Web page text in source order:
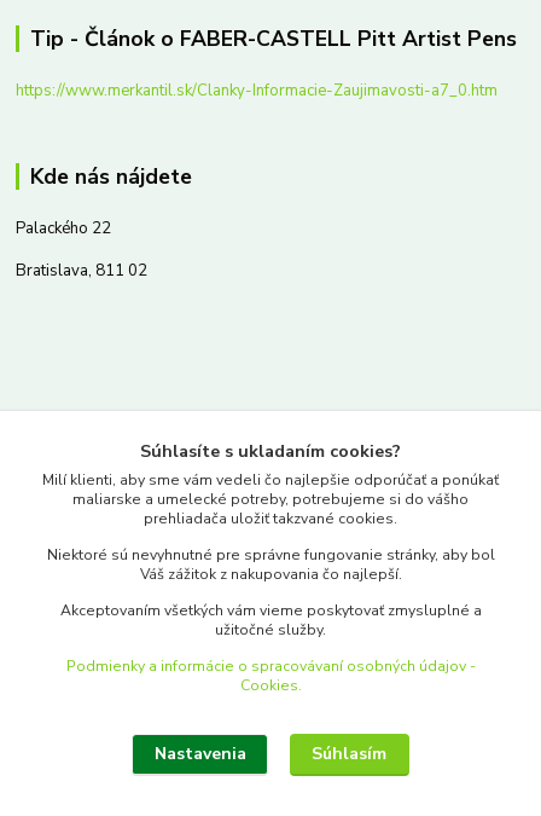
Tip - Článok o FABER-CASTELL Pitt Artist Pens
https://www.merkantil.sk/Clanky-Informacie-Zaujimavosti-a7_0.htm
Kde nás nájdete
Palackého 22
Bratislava, 811 02
www.merkantil.sk
Pondelok-Piatok: 9.00-17.00hod.
objednavky@merkantil-obchod.sk
Upraviť zber cookies.
Súhlasíte s ukladaním cookies?
Milí klienti, aby sme vám vedeli čo najlepšie odporúčať a ponúkať
maliarske a umelecké potreby, potrebujeme si do vášho
prehliadača uložiť takzvané cookies.
Niektoré sú nevyhnutné pre správne fungovanie stránky, aby bol
Váš zážitok z nakupovania čo najlepší.
Akceptovaním všetkých vám vieme poskytovať zmysluplné a
užitočné služby.
Podmienky a informácie o spracovávaní osobných údajov -
Cookies.
Nastavenia Súhlasím